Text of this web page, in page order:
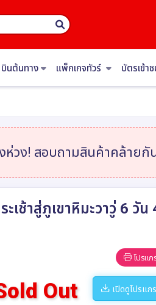
บินต้นทาง แพ็กเกจทัวร์ บัตรเข้า
ห่วง! สอบถามสินค้าคล้ายกั
ช้าสู่ภูเขาหิมะวาวู่ 6 วั
โปรแก
Out เปิดดูโปรแก